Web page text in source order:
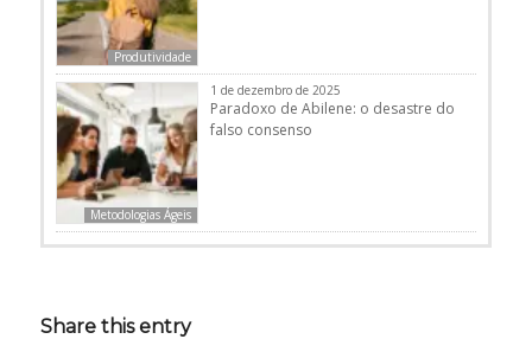
Produtividade
Metodologias Ágeis
1 de dezembro de 2025
Paradoxo de Abilene: o desastre do
falso consenso
Share this entry